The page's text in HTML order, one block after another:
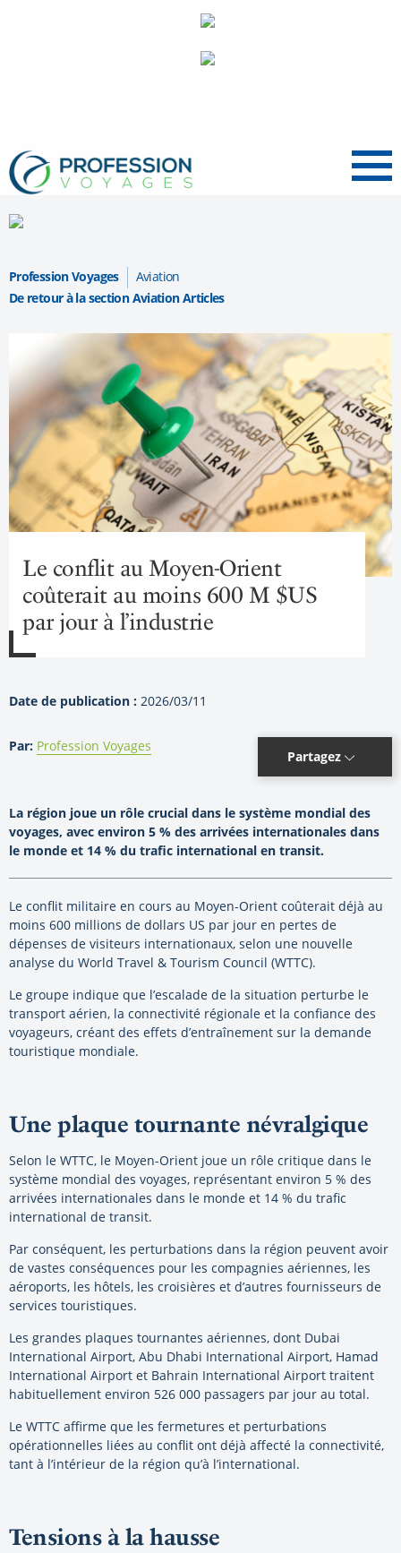
Menu
Profession Voyages
Aviation
De retour à la section Aviation Articles
Le conflit au Moyen-Orient
coûterait au moins 600 M $US
par jour à l’industrie
Date de publication : 2026/03/11
Par: Profession Voyages
Partagez
La région joue un rôle crucial dans le système mondial des
voyages, avec environ 5 % des arrivées internationales dans
le monde et 14 % du trafic international en transit.
Le conflit militaire en cours au Moyen-Orient coûterait déjà au
moins 600 millions de dollars US par jour en pertes de
dépenses de visiteurs internationaux, selon une nouvelle
analyse du World Travel & Tourism Council (WTTC).
Le groupe indique que l’escalade de la situation perturbe le
transport aérien, la connectivité régionale et la confiance des
voyageurs, créant des effets d’entraînement sur la demande
touristique mondiale.
Une plaque tournante névralgique
Selon le WTTC, le Moyen-Orient joue un rôle critique dans le
système mondial des voyages, représentant environ 5 % des
arrivées internationales dans le monde et 14 % du trafic
international de transit.
Par conséquent, les perturbations dans la région peuvent avoir
de vastes conséquences pour les compagnies aériennes, les
aéroports, les hôtels, les croisières et d’autres fournisseurs de
services touristiques.
Les grandes plaques tournantes aériennes, dont Dubai
International Airport, Abu Dhabi International Airport, Hamad
International Airport et Bahrain International Airport traitent
habituellement environ 526 000 passagers par jour au total.
Le WTTC affirme que les fermetures et perturbations
opérationnelles liées au conflit ont déjà affecté la connectivité,
tant à l’intérieur de la région qu’à l’international.
Tensions à la hausse